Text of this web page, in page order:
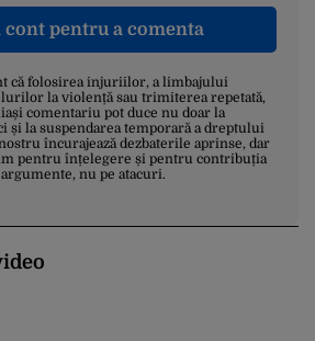
pentru a comenta
că folosirea injuriilor, a limbajului
la violență sau trimiterea repetată,
comentariu pot duce nu doar la
și la suspendarea temporară a dreptului
încurajează dezbaterile aprinse, dar
pentru înțelegere și pentru contribuția
nu pe atacuri.